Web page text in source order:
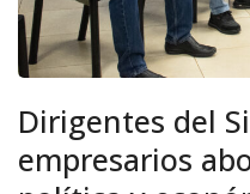
Dirigentes del
empresarios